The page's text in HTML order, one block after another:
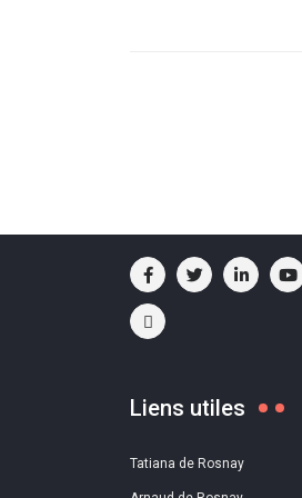
Liens utiles
Tatiana de Rosnay